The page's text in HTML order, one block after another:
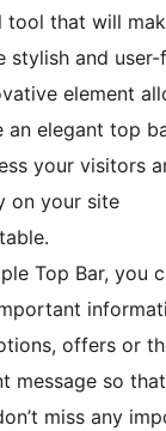
tool that will
stylish and user-
element
an elegant top
your visitors
on your site
Top Bar, you
offers or
message so
miss any